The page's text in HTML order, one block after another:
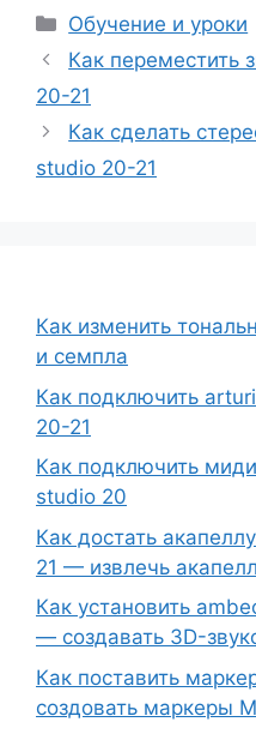
Рубрики
Обучение и уроки
Как переместить
20-21
Как сделать
studio 20-21
Как изменить
и семпла
Как подключить
20-21
Как подключить
studio 20
Как достать
21 — извлечь
Как установить
— создавать 3D-
Как поставить
создовать маркеры